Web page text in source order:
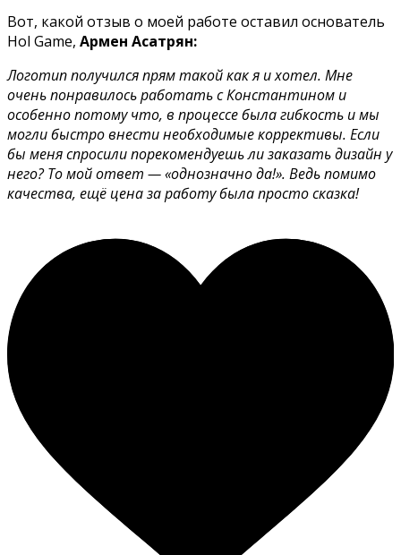
Вот, какой отзыв о моей работе оставил основатель
Hol Game, Армен Асатрян:
Логотип получился прям такой как я и хотел. Мне
очень понравилось работать с Константином и
особенно потому что, в процессе была гибкость и мы
могли быстро внести необходимые коррективы. Если
бы меня спросили порекомендуешь ли заказать дизайн у
него? То мой ответ — «однозначно да!». Ведь помимо
качества, ещё цена за работу была просто сказка!